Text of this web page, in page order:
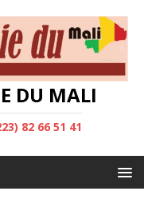
DU MALI
82 66 51 41